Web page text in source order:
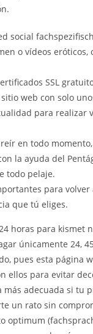
social
o vídeos eróticos,
SSL
web con solo
para realizar
en todo
la ayuda del
todo pelaje.
para volver
que tú eliges.
horas para kismet
únicamente 24,
pues esta página
ellos para evitar
adecuada si tu
un rato sin
optimum